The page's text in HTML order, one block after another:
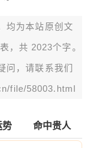
均为本站原创文
，共 2023个字。
问，请联系我们
file/58003.html
势 命中贵人